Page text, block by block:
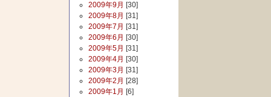
2009年9月 [30]
2009年8月 [31]
2009年7月 [31]
2009年6月 [30]
2009年5月 [31]
2009年4月 [30]
2009年3月 [31]
2009年2月 [28]
2009年1月 [6]